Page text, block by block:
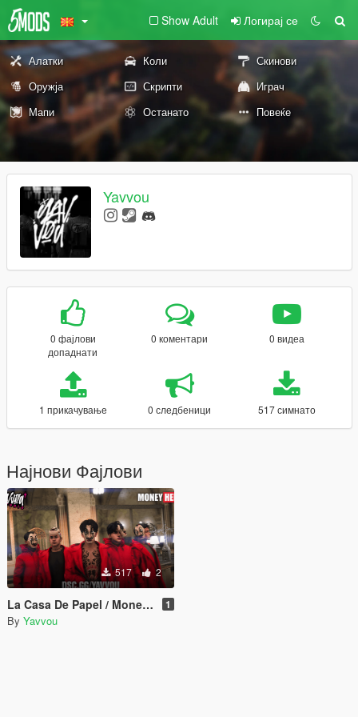
Show Adult Логирај се
Алатки Коли
Скинови
Оружја
Скрипти
Играч
Мапи
Останато Повеќе
Yavvou
0 фајлови
допаднати
0 коментари 0 видеа
1 прикачување 0 следбеници 517 симнато
Најнови Фајлови
517 2
La Casa De Papel / Money Heist Mask 1
By Yavvou